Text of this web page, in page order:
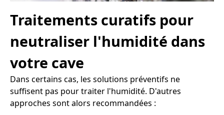
Traitements curatifs pour
neutraliser l'humidité dans
votre cave
Dans certains cas, les solutions préventifs ne
suffisent pas pour traiter l'humidité. D'autres
approches sont alors recommandées :